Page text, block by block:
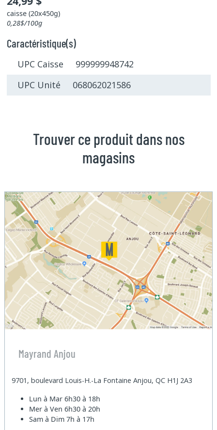
caisse (20x450g)
0,28$/100g
Caractéristique(s)
UPC Caisse 999999948742
UPC Unité 068062021586
Trouver ce produit dans nos
magasins
Mayrand Anjou
9701, boulevard Louis-H.-La Fontaine Anjou, QC H1J 2A3
Lun à Mar6h30 à 18h
Mer à Ven6h30 à 20h
Sam à Dim7h à 17h